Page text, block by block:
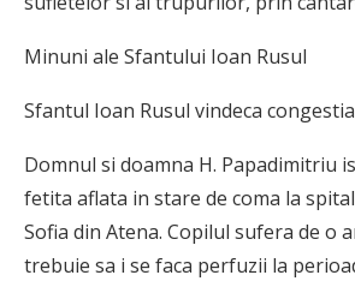
Minuni ale Sfantului Ioan Rusul
Sfantul Ioan Rusul vindeca
Domnul si doamna H. Papadimitriu
fetita aflata in stare de coma la
Sofia din Atena. Copilul sufera de o
trebuie sa i se faca perfuzii la